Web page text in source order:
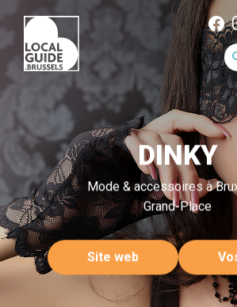
DINKY
Mode & accessoires à
Grand-Place
Site web